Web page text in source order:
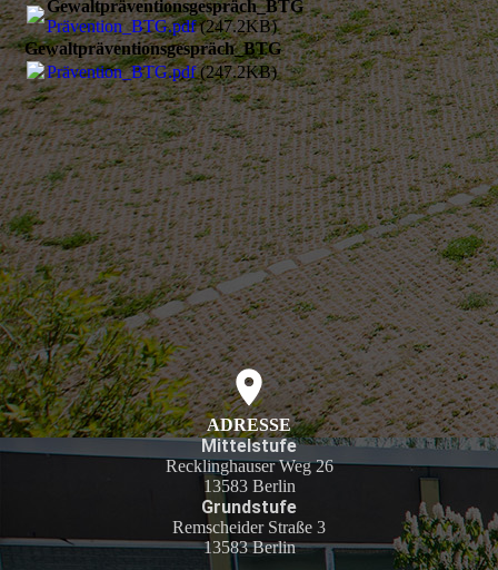
Gewaltpräventionsgespräch_BTG
Prävention_BTG.pdf(247.2KB)
Gewaltpräventionsgespräch_BTG
Prävention_BTG.pdf(247.2KB)
ADRESSE
Mittelstufe
Recklinghauser Weg 26
13583 Berlin
Grundstufe
Remscheider Straße 3
13583 Berlin